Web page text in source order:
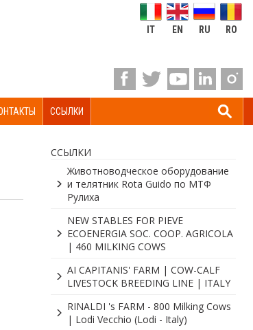
IT EN RU RO
ССЫЛКИ
ССЫЛКИ
Животноводческое оборудование
и телятник Rota Guido по МТФ
Рулиха
NEW STABLES FOR PIEVE
ECOENERGIA SOC. COOP. AGRICOLA
| 460 MILKING COWS
AI CAPITANIS' FARM | COW-CALF
LIVESTOCK BREEDING LINE | ITALY
RINALDI 's FARM - 800 Milking Cows
| Lodi Vecchio (Lodi - Italy)